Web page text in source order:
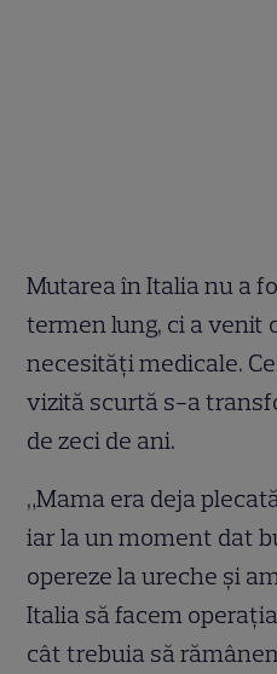
Mutarea în Italia nu a
termen lung, ci a venit
necesități medicale.
vizită scurtă s-a
de zeci de ani.
„Mama era deja
iar la un moment dat
opereze la ureche și
Italia să facem
cât trebuia să